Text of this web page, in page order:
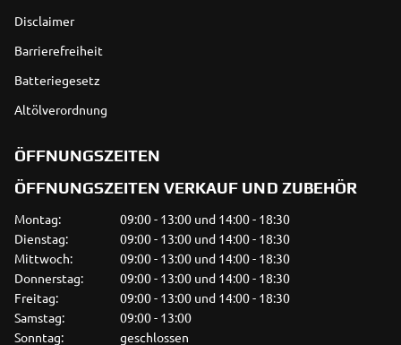
Disclaimer
Barrierefreiheit
Batteriegesetz
Altölverordnung
ÖFFNUNGSZEITEN
ÖFFNUNGSZEITEN VERKAUF UND ZUBEHÖR
Montag:
09:00 - 13:00 und 14:00 - 18:30
Dienstag:
09:00 - 13:00 und 14:00 - 18:30
Mittwoch:
09:00 - 13:00 und 14:00 - 18:30
Donnerstag:
09:00 - 13:00 und 14:00 - 18:30
Freitag:
09:00 - 13:00 und 14:00 - 18:30
Samstag:
09:00 - 13:00
Sonntag:
geschlossen